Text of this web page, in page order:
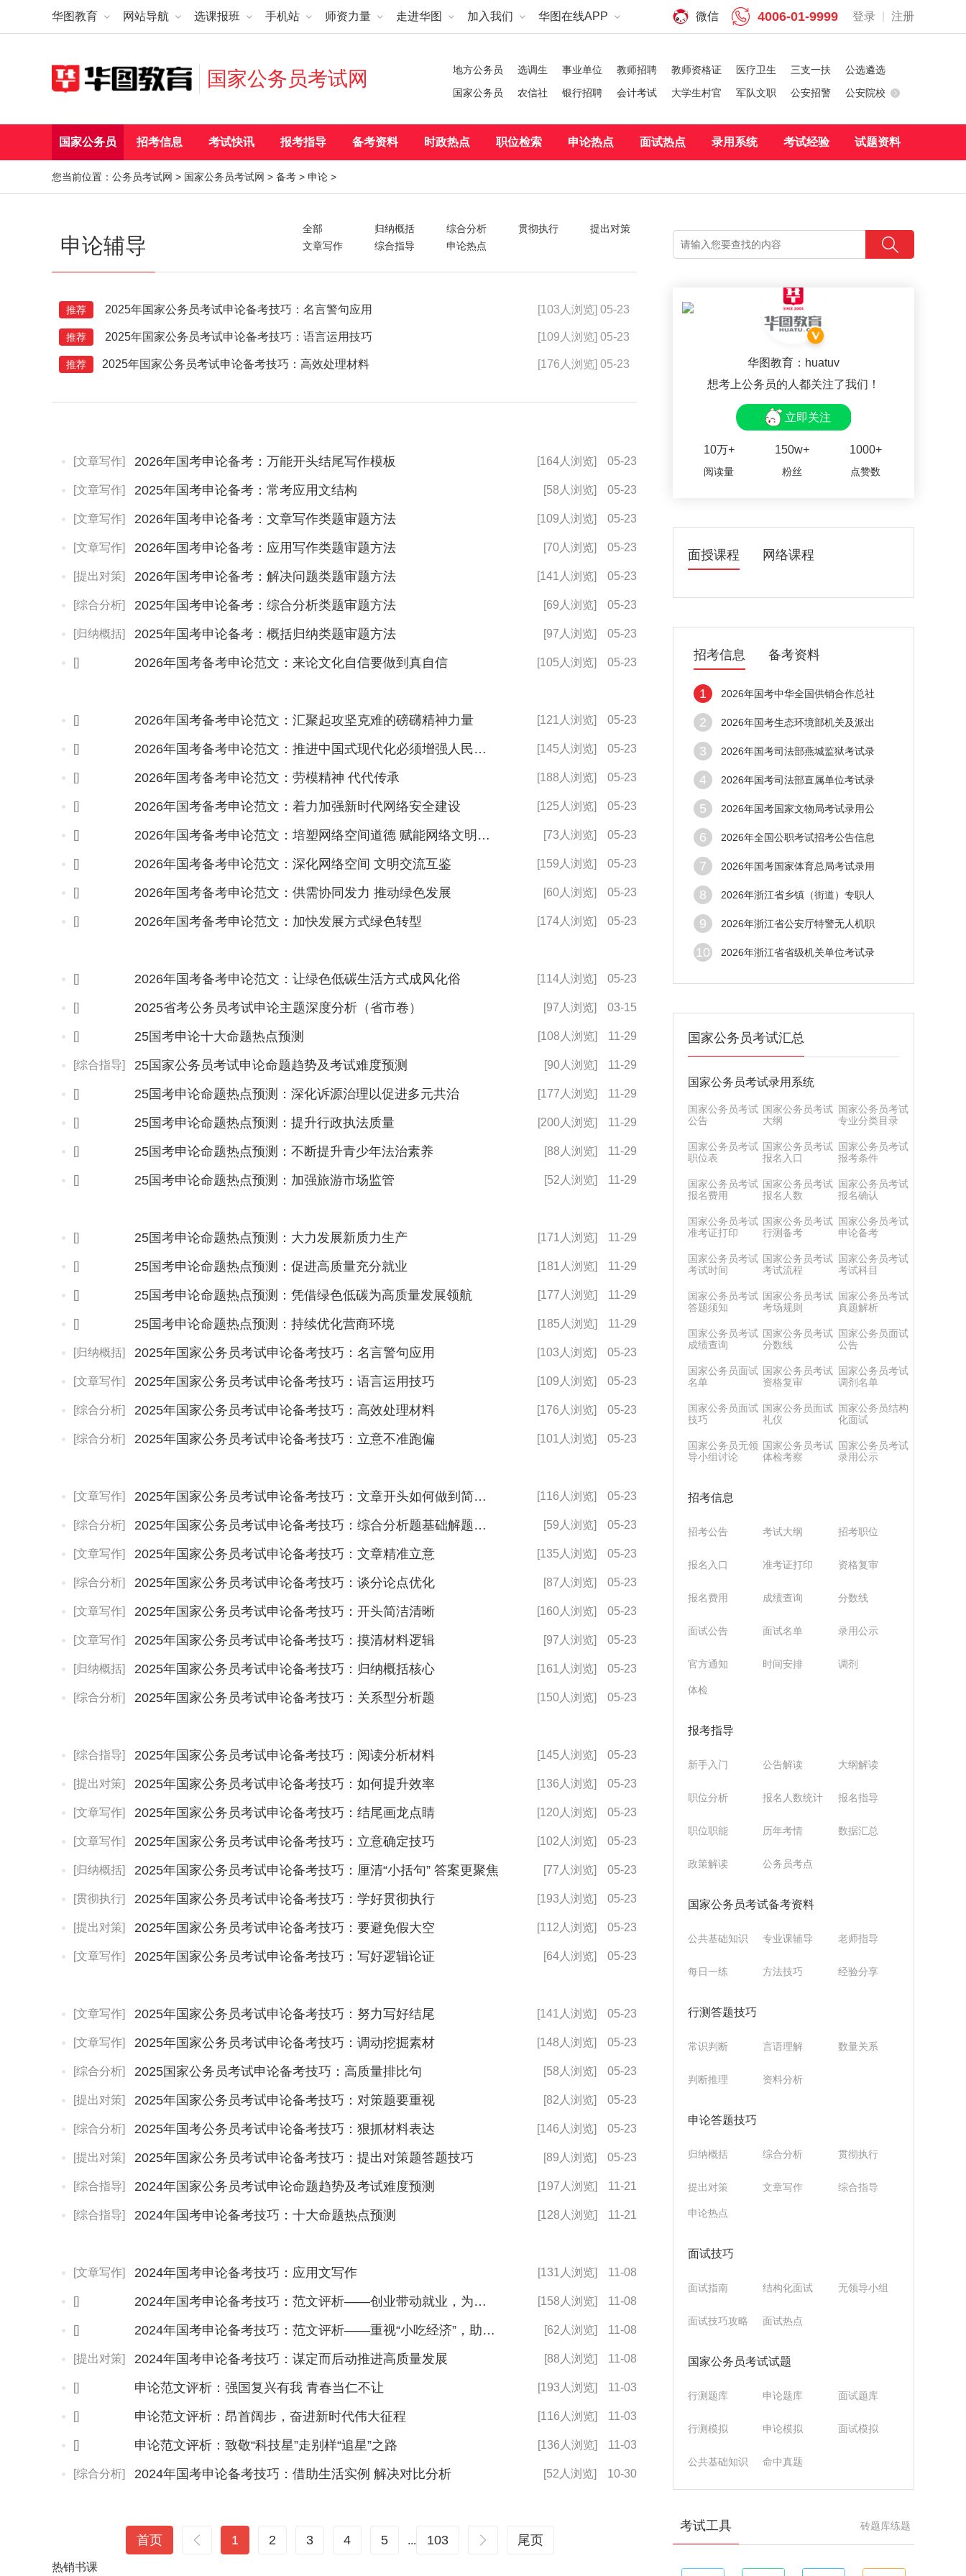
华图教育 网站导航 选课报班 手机站 师资力量 走进华图 加入我们 华图在线APP 登录 注册
4006-01-9999
微信
国家公务员考试网 地方公务员 选调生 事业单位 教师招聘 教师资格证 医疗卫生 三支一扶
公选遴选
国家公务员
农信社 银行招聘 会计考试 大学生村官 军队文职 公安招警 公安院校
国家公务员 招考信息 考试快讯 报考指导 备考资料 时政热点 职位检索 申论热点 面试热点 录用系统 考试经验 试题资料
您当前位置： 公务员考试网 > 国家公务员考试网 > 备考 > 申论 >
申论辅导
全部 归纳概括 综合分析 贯彻执行
提出对策
文章写作
综合指导 申论热点
推荐 2025年国家公务员考试申论备考技巧：名言警句应用 [103人浏览] 05-23
推荐 2025年国家公务员考试申论备考技巧：语言运用技巧 [109人浏览] 05-23
推荐 2025年国家公务员考试申论备考技巧：高效处理材料 [176人浏览] 05-23
05-23
[164人浏览]
[文章写作] 2026年国考申论备考：万能开头结尾写作模板
05-23
[58人浏览]
[文章写作] 2025年国考申论备考：常考应用文结构
05-23
[109人浏览]
[文章写作] 2026年国考申论备考：文章写作类题审题方法
05-23
[70人浏览]
[文章写作] 2026年国考申论备考：应用写作类题审题方法
05-23
[141人浏览]
[提出对策] 2026年国考申论备考：解决问题类题审题方法
05-23
[69人浏览]
[综合分析] 2025年国考申论备考：综合分析类题审题方法
05-23
[97人浏览]
[归纳概括] 2025年国考申论备考：概括归纳类题审题方法
05-23
[105人浏览]
[] 2026年国考备考申论范文：来论文化自信要做到真自信
05-23
[121人浏览]
[] 2026年国考备考申论范文：汇聚起攻坚克难的磅礴精神力量
05-23
[145人浏览]
[] 2026年国考备考申论范文：推进中国式现代化必须增强人民精神力量
05-23
[188人浏览]
[] 2026年国考备考申论范文：劳模精神 代代传承
05-23
[125人浏览]
[] 2026年国考备考申论范文：着力加强新时代网络安全建设
05-23
[73人浏览]
[] 2026年国考备考申论范文：培塑网络空间道德 赋能网络文明建设
05-23
[159人浏览]
[] 2026年国考备考申论范文：深化网络空间 文明交流互鉴
05-23
[60人浏览]
[] 2026年国考备考申论范文：供需协同发力 推动绿色发展
05-23
[174人浏览]
[] 2026年国考备考申论范文：加快发展方式绿色转型
05-23
[114人浏览]
[] 2026年国考备考申论范文：让绿色低碳生活方式成风化俗
03-15
[97人浏览]
[] 2025省考公务员考试申论主题深度分析（省市卷）
11-29
[108人浏览]
[] 25国考申论十大命题热点预测
11-29
[90人浏览]
[综合指导] 25国家公务员考试申论命题趋势及考试难度预测
11-29
[177人浏览]
[] 25国考申论命题热点预测：深化诉源治理以促进多元共治
11-29
[200人浏览]
[] 25国考申论命题热点预测：提升行政执法质量
11-29
[88人浏览]
[] 25国考申论命题热点预测：不断提升青少年法治素养
11-29
[52人浏览]
[] 25国考申论命题热点预测：加强旅游市场监管
11-29
[171人浏览]
[] 25国考申论命题热点预测：大力发展新质力生产
11-29
[181人浏览]
[] 25国考申论命题热点预测：促进高质量充分就业
11-29
[177人浏览]
[] 25国考申论命题热点预测：凭借绿色低碳为高质量发展领航
11-29
[185人浏览]
[] 25国考申论命题热点预测：持续优化营商环境
05-23
[103人浏览]
[归纳概括] 2025年国家公务员考试申论备考技巧：名言警句应用
05-23
[109人浏览]
[文章写作] 2025年国家公务员考试申论备考技巧：语言运用技巧
05-23
[176人浏览]
[综合分析] 2025年国家公务员考试申论备考技巧：高效处理材料
05-23
[101人浏览]
[综合分析] 2025年国家公务员考试申论备考技巧：立意不准跑偏
05-23
[116人浏览]
[文章写作] 2025年国家公务员考试申论备考技巧：文章开头如何做到简洁清晰？
05-23
[59人浏览]
[综合分析] 2025年国家公务员考试申论备考技巧：综合分析题基础解题技巧
05-23
[135人浏览]
[文章写作] 2025年国家公务员考试申论备考技巧：文章精准立意
05-23
[87人浏览]
[综合分析] 2025年国家公务员考试申论备考技巧：谈分论点优化
05-23
[160人浏览]
[文章写作] 2025年国家公务员考试申论备考技巧：开头简洁清晰
05-23
[97人浏览]
[文章写作] 2025年国家公务员考试申论备考技巧：摸清材料逻辑
05-23
[161人浏览]
[归纳概括] 2025年国家公务员考试申论备考技巧：归纳概括核心
05-23
[150人浏览]
[综合分析] 2025年国家公务员考试申论备考技巧：关系型分析题
05-23
[145人浏览]
[综合指导] 2025年国家公务员考试申论备考技巧：阅读分析材料
05-23
[136人浏览]
[提出对策] 2025年国家公务员考试申论备考技巧：如何提升效率
05-23
[120人浏览]
[文章写作] 2025年国家公务员考试申论备考技巧：结尾画龙点睛
05-23
[102人浏览]
[文章写作] 2025年国家公务员考试申论备考技巧：立意确定技巧
05-23
[77人浏览]
[归纳概括] 2025年国家公务员考试申论备考技巧：厘清“小括句” 答案更聚焦
05-23
[193人浏览]
[贯彻执行] 2025年国家公务员考试申论备考技巧：学好贯彻执行
05-23
[112人浏览]
[提出对策] 2025年国家公务员考试申论备考技巧：要避免假大空
05-23
[64人浏览]
[文章写作] 2025年国家公务员考试申论备考技巧：写好逻辑论证
05-23
[141人浏览]
[文章写作] 2025年国家公务员考试申论备考技巧：努力写好结尾
05-23
[148人浏览]
[文章写作] 2025年国家公务员考试申论备考技巧：调动挖掘素材
05-23
[58人浏览]
[综合分析] 2025国家公务员考试申论备考技巧：高质量排比句
05-23
[82人浏览]
[提出对策] 2025年国家公务员考试申论备考技巧：对策题要重视
05-23
[146人浏览]
[综合分析] 2025年国考公务员考试申论备考技巧：狠抓材料表达
05-23
[89人浏览]
[提出对策] 2025年国家公务员考试申论备考技巧：提出对策题答题技巧
11-21
[197人浏览]
[综合指导] 2024年国家公务员考试申论命题趋势及考试难度预测
11-21
[128人浏览]
[综合指导] 2024年国考申论备考技巧：十大命题热点预测
11-08
[131人浏览]
[文章写作] 2024年国考申论备考技巧：应用文写作
11-08
[158人浏览]
[] 2024年国考申论备考技巧：范文评析——创业带动就业，为毕业生铺就发展平
11-08
[62人浏览]
[] 2024年国考申论备考技巧：范文评析——重视“小吃经济”，助力城市高质量
11-08
[88人浏览]
[提出对策] 2024年国考申论备考技巧：谋定而后动推进高质量发展
11-03
[193人浏览]
[] 申论范文评析：强国复兴有我 青春当仁不让
11-03
[116人浏览]
[] 申论范文评析：昂首阔步，奋进新时代伟大征程
11-03
[136人浏览]
[] 申论范文评析：致敬“科技星”走别样“追星”之路
10-30
[52人浏览]
[综合分析] 2024年国考申论备考技巧：借助生活实例 解决对比分析
首页 1 2 3 4 5 ... 103 尾页
热销书课
华图教育：huatuv
想考上公务员的人都关注了我们！
立即关注
10万+
阅读量
150w+
粉丝
1000+
点赞数
面授课程 网络课程
招考信息 备考资料
1 2026年国考中华全国供销合作总社
2 2026年国考生态环境部机关及派出
3 2026年国考司法部燕城监狱考试录
4 2026年国考司法部直属单位考试录
5 2026年国考国家文物局考试录用公
6 2026年全国公职考试招考公告信息
7 2026年国考国家体育总局考试录用
8 2026年浙江省乡镇（街道）专职人
9 2026年浙江省公安厅特警无人机职
10 2026年浙江省省级机关单位考试录
国家公务员考试汇总
国家公务员考试录用系统
国家公务员考试
公告
国家公务员考试
大纲
国家公务员考试
专业分类目录
国家公务员考试
职位表
国家公务员考试
报名入口
国家公务员考试
报考条件
国家公务员考试
报名费用
国家公务员考试
报名人数
国家公务员考试
报名确认
国家公务员考试
准考证打印
国家公务员考试
行测备考
国家公务员考试
申论备考
国家公务员考试
考试时间
国家公务员考试
考试流程
国家公务员考试
考试科目
国家公务员考试
答题须知
国家公务员考试
考场规则
国家公务员考试
真题解析
国家公务员考试
成绩查询
国家公务员考试
分数线
国家公务员面试
公告
国家公务员面试
名单
国家公务员考试
资格复审
国家公务员考试
调剂名单
国家公务员面试
技巧
国家公务员面试
礼仪
国家公务员结构
化面试
国家公务员无领
导小组讨论
国家公务员考试
体检考察
国家公务员考试
录用公示
招考信息
招考公告 考试大纲 招考职位
报名入口 准考证打印 资格复审
报名费用 成绩查询 分数线
面试公告 面试名单 录用公示
官方通知 时间安排 调剂
体检
报考指导
新手入门 公告解读 大纲解读
职位分析 报名人数统计 报名指导
职位职能 历年考情 数据汇总
政策解读 公务员考点
国家公务员考试备考资料
公共基础知识 专业课辅导 老师指导
每日一练 方法技巧 经验分享
行测答题技巧
常识判断 言语理解 数量关系
判断推理 资料分析
申论答题技巧
归纳概括 综合分析 贯彻执行
提出对策 文章写作 综合指导
申论热点
面试技巧
面试指南 结构化面试 无领导小组
面试技巧攻略 面试热点
国家公务员考试试题
行测题库 申论题库 面试题库
行测模拟 申论模拟 面试模拟
公共基础知识 命中真题
砖题库练题
考试工具